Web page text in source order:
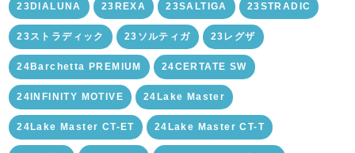
23DIALUNA 23REXA 23SALTIGA 23STRADIC
23ストラディック 23ソルティガ 23レグザ
24Barchetta PREMIUM 24CERTATE SW
24INFINITY MOTIVE 24Lake Master
24Lake Master CT-ET 24Lake Master CT-T